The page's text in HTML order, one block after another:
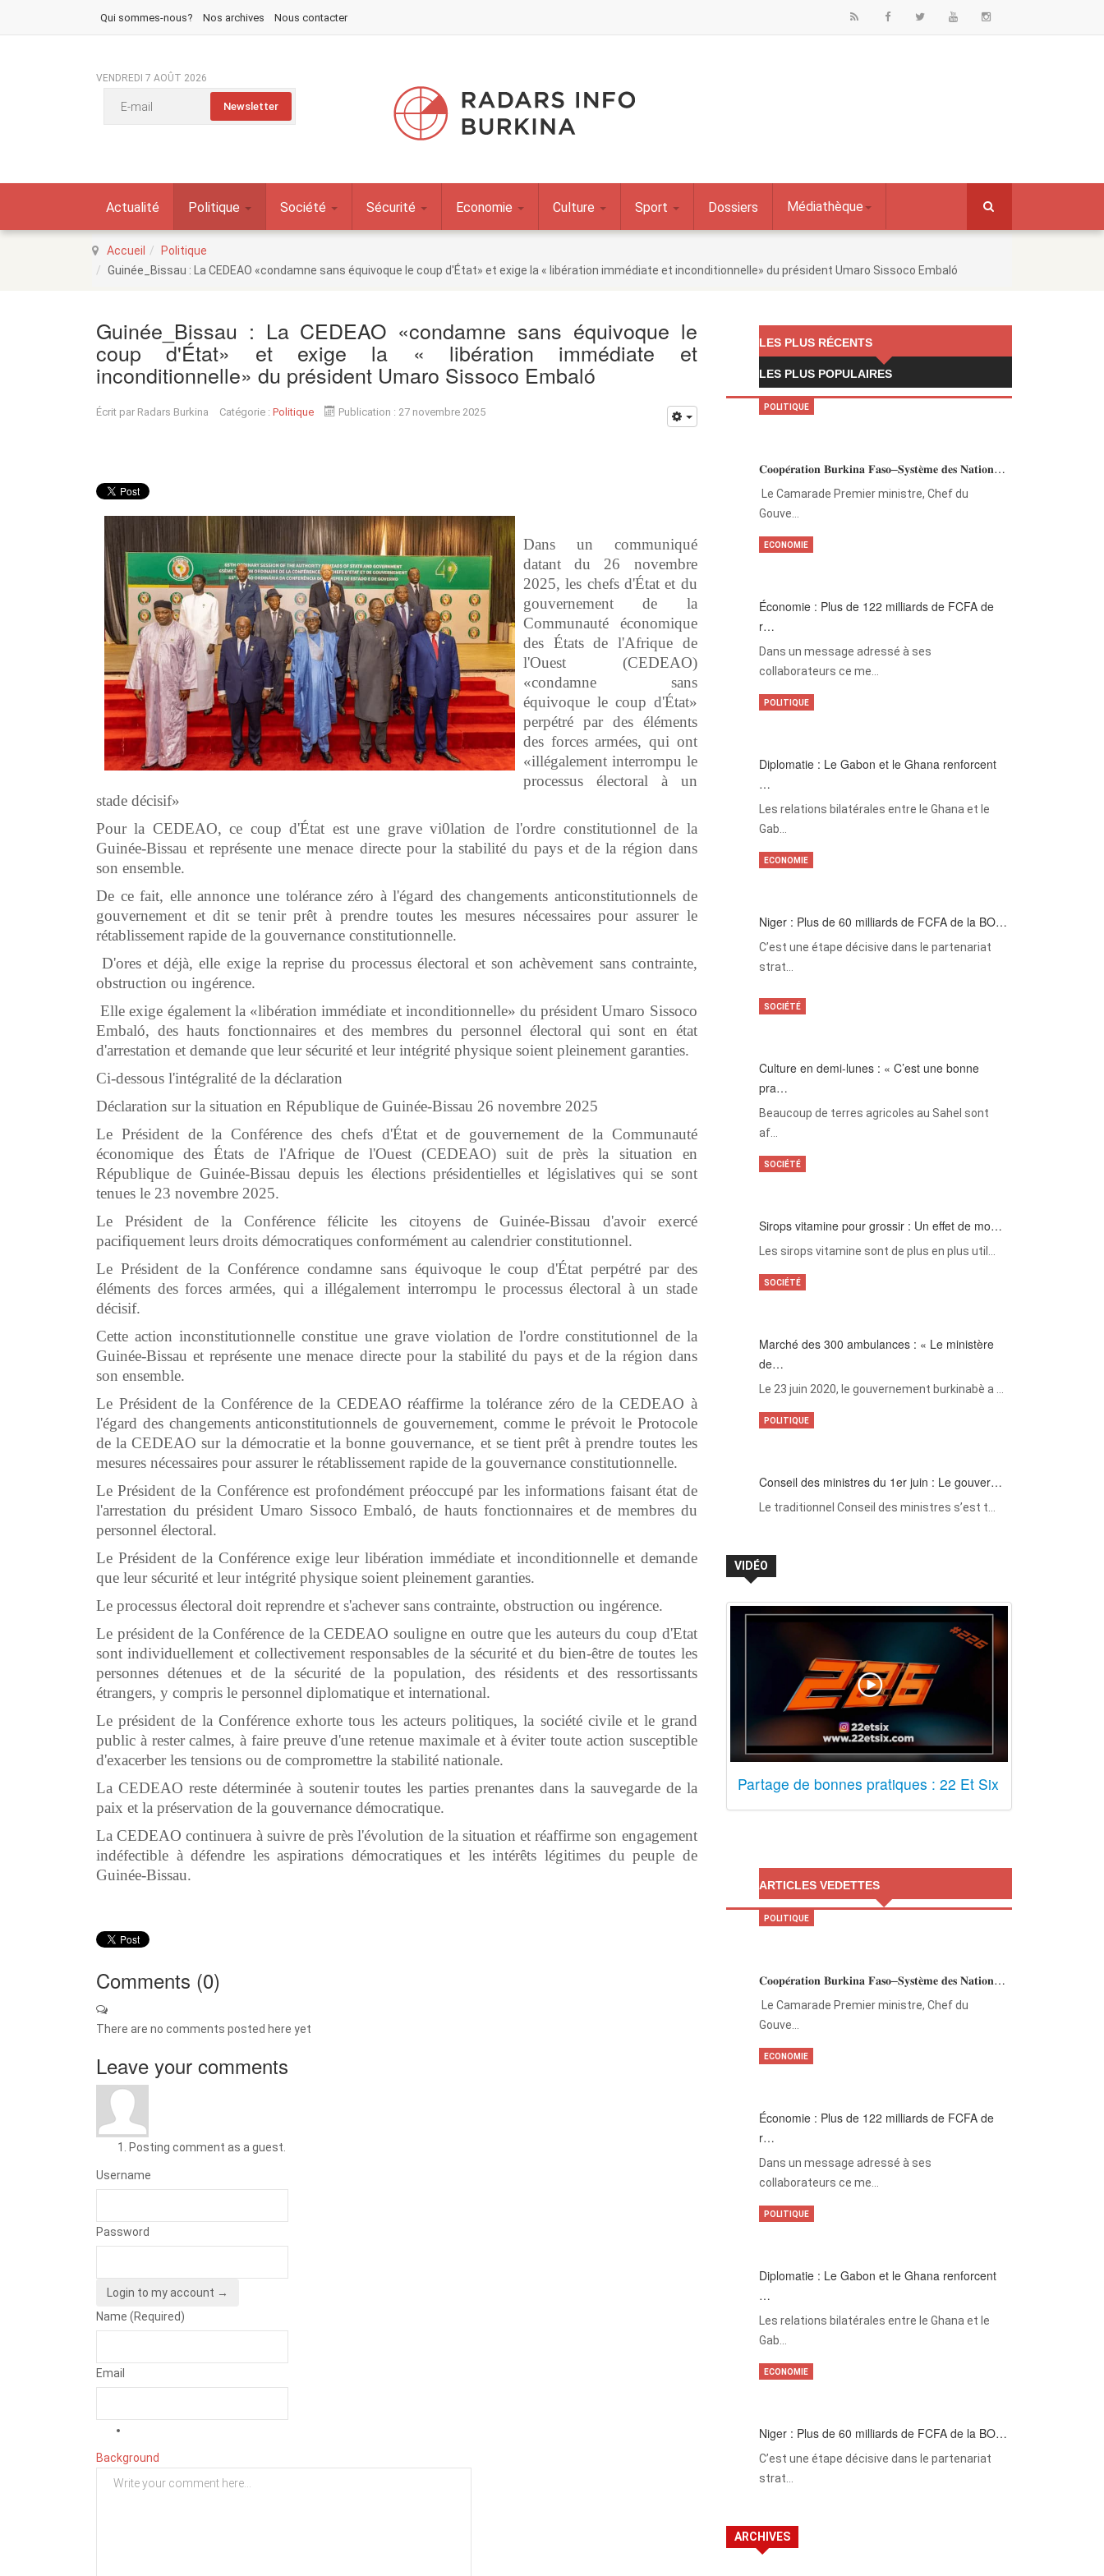
Qui sommes-nous? Nos archives Nous contacter
VENDREDI 7 AOÛT 2026
Actualité Politique Société Sécurité Economie Culture Sport Dossiers Médiathèque
Accueil
Politique
Guinée_Bissau : La CEDEAO «condamne sans équivoque le coup d'État» et exige la « libération immédiate et inconditionnelle» du président Umaro Sissoco Embaló
Guinée_Bissau : La CEDEAO «condamne sans équivoque le
coup d'État» et exige la « libération immédiate et
inconditionnelle» du président Umaro Sissoco Embaló
Écrit par Radars Burkina Catégorie : Politique Publication : 27 novembre 2025
Dans un communiqué
datant du 26 novembre
2025, les chefs d'État et du
gouvernement de la
Communauté économique
des États de l'Afrique de
l'Ouest (CEDEAO)
«condamne sans
équivoque le coup d'État»
perpétré par des éléments
des forces armées, qui ont
«illégalement interrompu le
processus électoral à un
stade décisif»
Pour la CEDEAO, ce coup d'État est une grave vi0lation de l'ordre constitutionnel de la
Guinée-Bissau et représente une menace directe pour la stabilité du pays et de la région dans
son ensemble.
De ce fait, elle annonce une tolérance zéro à l'égard des changements anticonstitutionnels de
gouvernement et dit se tenir prêt à prendre toutes les mesures nécessaires pour assurer le
rétablissement rapide de la gouvernance constitutionnelle.
D'ores et déjà, elle exige la reprise du processus électoral et son achèvement sans contrainte,
obstruction ou ingérence.
Elle exige également la «libération immédiate et inconditionnelle» du président Umaro Sissoco
Embaló, des hauts fonctionnaires et des membres du personnel électoral qui sont en état
d'arrestation et demande que leur sécurité et leur intégrité physique soient pleinement garanties.
Ci-dessous l'intégralité de la déclaration
Déclaration sur la situation en République de Guinée-Bissau 26 novembre 2025
Le Président de la Conférence des chefs d'État et de gouvernement de la Communauté
économique des États de l'Afrique de l'Ouest (CEDEAO) suit de près la situation en
République de Guinée-Bissau depuis les élections présidentielles et législatives qui se sont
tenues le 23 novembre 2025.
Le Président de la Conférence félicite les citoyens de Guinée-Bissau d'avoir exercé
pacifiquement leurs droits démocratiques conformément au calendrier constitutionnel.
Le Président de la Conférence condamne sans équivoque le coup d'État perpétré par des
éléments des forces armées, qui a illégalement interrompu le processus électoral à un stade
décisif.
Cette action inconstitutionnelle constitue une grave violation de l'ordre constitutionnel de la
Guinée-Bissau et représente une menace directe pour la stabilité du pays et de la région dans
son ensemble.
Le Président de la Conférence de la CEDEAO réaffirme la tolérance zéro de la CEDEAO à
l'égard des changements anticonstitutionnels de gouvernement, comme le prévoit le Protocole
de la CEDEAO sur la démocratie et la bonne gouvernance, et se tient prêt à prendre toutes les
mesures nécessaires pour assurer le rétablissement rapide de la gouvernance constitutionnelle.
Le Président de la Conférence est profondément préoccupé par les informations faisant état de
l'arrestation du président Umaro Sissoco Embaló, de hauts fonctionnaires et de membres du
personnel électoral.
Le Président de la Conférence exige leur libération immédiate et inconditionnelle et demande
que leur sécurité et leur intégrité physique soient pleinement garanties.
Le processus électoral doit reprendre et s'achever sans contrainte, obstruction ou ingérence.
Le président de la Conférence de la CEDEAO souligne en outre que les auteurs du coup d'Etat
sont individuellement et collectivement responsables de la sécurité et du bien-être de toutes les
personnes détenues et de la sécurité de la population, des résidents et des ressortissants
étrangers, y compris le personnel diplomatique et international.
Le président de la Conférence exhorte tous les acteurs politiques, la société civile et le grand
public à rester calmes, à faire preuve d'une retenue maximale et à éviter toute action susceptible
d'exacerber les tensions ou de compromettre la stabilité nationale.
La CEDEAO reste déterminée à soutenir toutes les parties prenantes dans la sauvegarde de la
paix et la préservation de la gouvernance démocratique.
La CEDEAO continuera à suivre de près l'évolution de la situation et réaffirme son engagement
indéfectible à défendre les aspirations démocratiques et les intérêts légitimes du peuple de
Guinée-Bissau.
Comments (0)
There are no comments posted here yet
Leave your comments
Posting comment as a guest.
Username
Password
Login to my account →
Name (Required)
Email
Background
LES PLUS RÉCENTS
LES PLUS POPULAIRES
𝐂𝐨𝐨𝐩𝐞́𝐫𝐚𝐭𝐢𝐨𝐧 𝐁𝐮𝐫𝐤𝐢𝐧𝐚 𝐅𝐚𝐬𝐨–𝐒𝐲𝐬𝐭𝐞̀𝐦𝐞 𝐝𝐞𝐬 𝐍𝐚𝐭𝐢𝐨𝐧…
‎Le Camarade Premier ministre, Chef du
Gouve…
POLITIQUE
Économie : Plus de 122 milliards de FCFA de
r…
Dans un message adressé à ses
collaborateurs ce me…
ECONOMIE
Diplomatie : Le Gabon et le Ghana renforcent
…
Les relations bilatérales entre le Ghana et le
Gab…
POLITIQUE
Niger : Plus de 60 milliards de FCFA de la BO…
C’est une étape décisive dans le partenariat
strat…
ECONOMIE
Culture en demi-lunes : « C’est une bonne
pra…
Beaucoup de terres agricoles au Sahel sont
af…
SOCIÉTÉ
Sirops vitamine pour grossir : Un effet de mo…
Les sirops vitamine sont de plus en plus util…
SOCIÉTÉ
Marché des 300 ambulances : « Le ministère
de…
Le 23 juin 2020, le gouvernement burkinabè a …
SOCIÉTÉ
Conseil des ministres du 1er juin : Le gouver…
Le traditionnel Conseil des ministres s’est t…
POLITIQUE
VIDÉO
Partage de bonnes pratiques : 22 Et Six
ARTICLES VEDETTES
𝐂𝐨𝐨𝐩𝐞́𝐫𝐚𝐭𝐢𝐨𝐧 𝐁𝐮𝐫𝐤𝐢𝐧𝐚 𝐅𝐚𝐬𝐨–𝐒𝐲𝐬𝐭𝐞̀𝐦𝐞 𝐝𝐞𝐬 𝐍𝐚𝐭𝐢𝐨𝐧…
‎Le Camarade Premier ministre, Chef du
Gouve…
POLITIQUE
Économie : Plus de 122 milliards de FCFA de
r…
Dans un message adressé à ses
collaborateurs ce me…
ECONOMIE
Diplomatie : Le Gabon et le Ghana renforcent
…
Les relations bilatérales entre le Ghana et le
Gab…
POLITIQUE
Niger : Plus de 60 milliards de FCFA de la BO…
C’est une étape décisive dans le partenariat
strat…
ECONOMIE
ARCHIVES